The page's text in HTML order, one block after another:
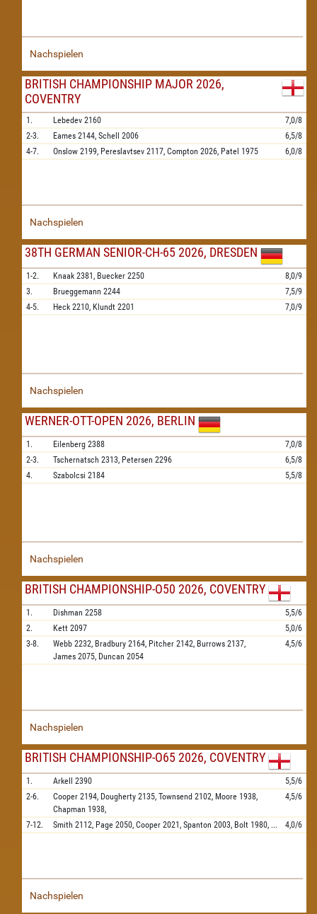
Nachspielen
BRITISH CHAMPIONSHIP MAJOR 2026,
COVENTRY
1. Lebedev 2160
7,0/8
2-3.
Eames 2144, Schell 2006
6,5/8
4-7.
Onslow 2199, Pereslavtsev 2117, Compton 2026, Patel 1975 6,0/8
Nachspielen
38TH GERMAN SENIOR-CH-65 2026, DRESDEN
1-2. Knaak 2381, Buecker 2250
8,0/9
3.
Brueggemann 2244
7,5/9
4-5.
Heck 2210, Klundt 2201 7,0/9
Nachspielen
WERNER-OTT-OPEN 2026, BERLIN
1. Eilenberg 2388
7,0/8
2-3.
Tschernatsch 2313, Petersen 2296
6,5/8
4.
Szabolcsi 2184 5,5/8
Nachspielen
BRITISH CHAMPIONSHIP-O50 2026, COVENTRY
1. Dishman 2258
5,5/6
2.
Kett 2097
5,0/6
3-8.
Webb 2232, Bradbury 2164, Pitcher 2142, Burrows 2137,
James 2075, Duncan 2054
4,5/6
Nachspielen
BRITISH CHAMPIONSHIP-O65 2026, COVENTRY
1. Arkell 2390
5,5/6
2-6.
Cooper 2194, Dougherty 2135, Townsend 2102, Moore 1938,
Chapman 1938,
4,5/6
7-12. Smith 2112, Page 2050, Cooper 2021, Spanton 2003, Bolt 1980, ... 4,0/6
Nachspielen